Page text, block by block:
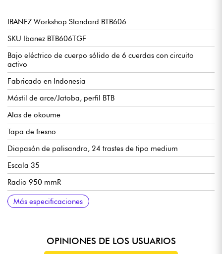
IBANEZ Workshop Standard BTB606
SKU Ibanez BTB606TGF
Bajo eléctrico de cuerpo sólido de 6 cuerdas con circuito
activo
Fabricado en Indonesia
Mástil de arce/Jatoba, perfil BTB
Alas de okoume
Tapa de fresno
Diapasón de palisandro, 24 trastes de tipo medium
Escala 35
Radio 950 mmR
Anchura del mástil 1er traste 54 mm
Anchura mástil último traste 85 mm
Espesor del mástil 1er traste 20 mm
Espesor del mástil 12º traste 22 mm
2x pastillas pasivas Ibanez A1
Ecualizador Ibanez Custom Electronics de 3 bandas con
conmutador de frecuencias medias de 3 vías
Controles (ver diagrama)
Puente Ibanez MR5
Mecánicas Ibanez clavijas de afinación selladas
Acabado satinado
Afinación de fábrica 1C,2G,3D,4A,5E,6B
Tensiones de cuerdas de fábrica
.032/.045/.065/.080/.100/.130
Estuche recomendado Ibanez MRB350C
Estuche recomendado Ibanez IBB540-BK
Más especificaciones
OPINIONES DE LOS USUARIOS